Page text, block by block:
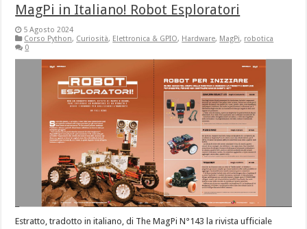
MagPi in Italiano! Robot Esploratori
5 Agosto 2024
Corso Python, Curiosità, Elettronica & GPIO, Hardware, MagPi, robotica
0
Estratto, tradotto in italiano, di The MagPi N°143 la rivista ufficiale